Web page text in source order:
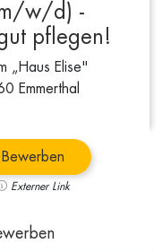
w/d) -
pflegen!
„Haus Elise"
Emmerthal
Bewerben
Externer Link